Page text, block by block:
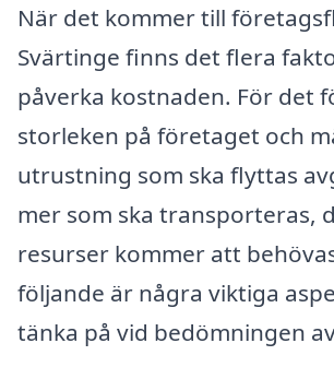
När det kommer till
Svärtinge finns det flera
påverka kostnaden. För det
storleken på företaget och
utrustning som ska flyttas
mer som ska transporteras,
resurser kommer att
följande är några viktiga
tänka på vid bedömningen